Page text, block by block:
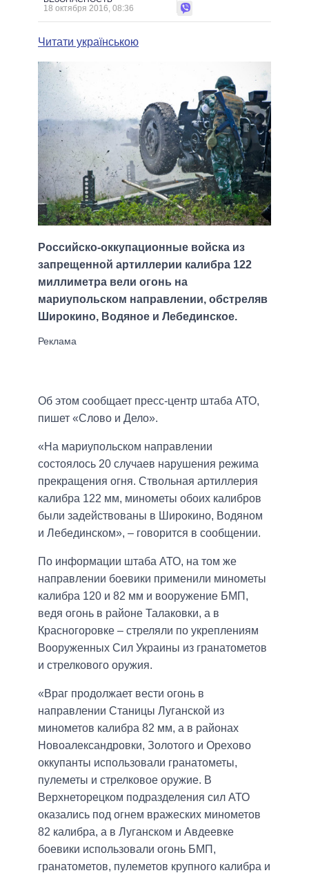
18 октября 2016, 08:36
Читати українською
Российско-оккупационные войска из
запрещенной артиллерии калибра 122
миллиметра вели огонь на
мариупольском направлении, обстреляв
Широкино, Водяное и Лебединское.
Об этом сообщает пресс-центр штаба АТО,
пишет «Слово и Дело».
«На мариупольском направлении
состоялось 20 случаев нарушения режима
прекращения огня. Ствольная артиллерия
калибра 122 мм, минометы обоих калибров
были задействованы в Широкино, Водяном
и Лебединском», – говорится в сообщении.
По информации штаба АТО, на том же
направлении боевики применили минометы
калибра 120 и 82 мм и вооружение БМП,
ведя огонь в районе Талаковки, а в
Красногоровке – стреляли по укреплениям
Вооруженных Сил Украины из гранатометов
и стрелкового оружия.
«Враг продолжает вести огонь в
направлении Станицы Луганской из
минометов калибра 82 мм, а в районах
Новоалександровки, Золотого и Орехово
оккупанты использовали гранатометы,
пулеметы и стрелковое оружие. В
Верхнеторецком подразделения сил АТО
оказались под огнем вражеских минометов
82 калибра, а в Луганском и Авдеевке
боевики использовали огонь БМП,
гранатометов, пулеметов крупного калибра и